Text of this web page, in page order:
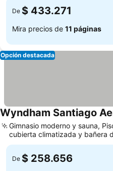
De $ 433.271
Mira precios de 11 páginas
Opción destacada
Wyndham Santiago
Gimnasio moderno y sauna,
cubierta climatizada y bañera
hidromasaje
De $ 258.656